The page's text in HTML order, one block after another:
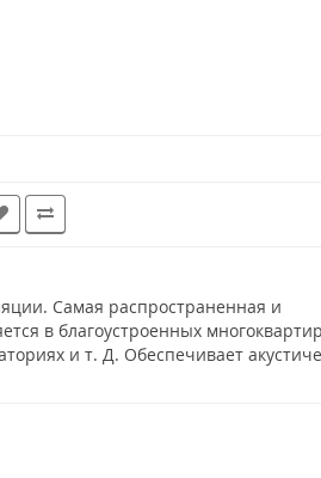
Самая распространенная и
в благоустроенных
и т. Д. Обеспечивает